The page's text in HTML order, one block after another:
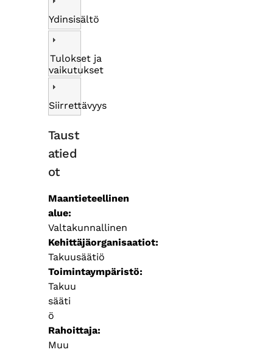
Ydinsisältö
Tulokset ja
vaikutukset
Siirrettävyys
Taust
atied
ot
Maantieteellinen
alue
Valtakunnallinen
Kehittäjäorganisaatiot
Takuusäätiö
Toimintaympäristö
Takuu
sääti
ö
Rahoittaja
Muu